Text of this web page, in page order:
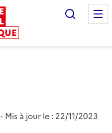
- Mis à jour le : 22/11/2023